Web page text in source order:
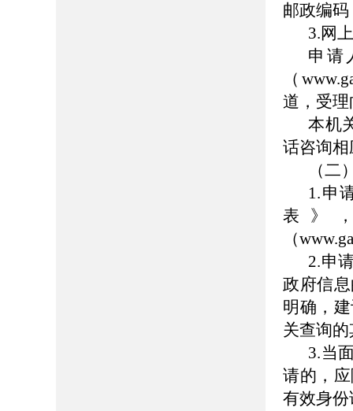
邮政编码
3.网
申请
（
道，受
本机
话咨询
（二
1.申
表》
（
2.申
政府信
明确，
关查询
3.当
请的，
有效身